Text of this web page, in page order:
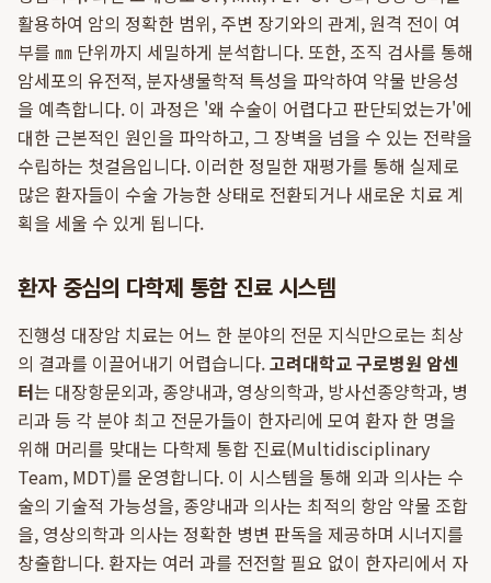
활용하여 암의 정확한 범위, 주변 장기와의 관계, 원격 전이 여
부를 ㎜ 단위까지 세밀하게 분석합니다. 또한, 조직 검사를 통해
암세포의 유전적, 분자생물학적 특성을 파악하여 약물 반응성
을 예측합니다. 이 과정은 '왜 수술이 어렵다고 판단되었는가'에
대한 근본적인 원인을 파악하고, 그 장벽을 넘을 수 있는 전략을
수립하는 첫걸음입니다. 이러한 정밀한 재평가를 통해 실제로
많은 환자들이 수술 가능한 상태로 전환되거나 새로운 치료 계
획을 세울 수 있게 됩니다.
환자 중심의 다학제 통합 진료 시스템
진행성 대장암 치료는 어느 한 분야의 전문 지식만으로는 최상
의 결과를 이끌어내기 어렵습니다.고려대학교 구로병원 암센
터는 대장항문외과, 종양내과, 영상의학과, 방사선종양학과, 병
리과 등 각 분야 최고 전문가들이 한자리에 모여 환자 한 명을
위해 머리를 맞대는 다학제 통합 진료(Multidisciplinary
Team, MDT)를 운영합니다. 이 시스템을 통해 외과 의사는 수
술의 기술적 가능성을, 종양내과 의사는 최적의 항암 약물 조합
을, 영상의학과 의사는 정확한 병변 판독을 제공하며 시너지를
창출합니다. 환자는 여러 과를 전전할 필요 없이 한자리에서 자